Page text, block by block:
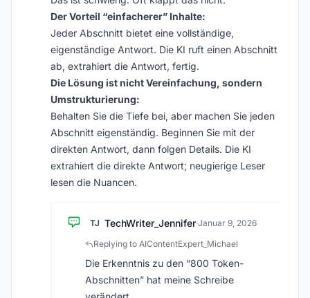
Der Vorteil “einfacherer” Inhalte:
Jeder Abschnitt bietet eine vollständige,
eigenständige Antwort. Die KI ruft einen Abschnitt
ab, extrahiert die Antwort, fertig.
Die Lösung ist nicht Vereinfachung, sondern
Umstrukturierung:
Behalten Sie die Tiefe bei, aber machen Sie jeden
Abschnitt eigenständig. Beginnen Sie mit der
direkten Antwort, dann folgen Details. Die KI
extrahiert die direkte Antwort; neugierige Leser
lesen die Nuancen.
TJ TechWriter_Jennifer·Januar 9, 2026
Replying to AIContentExpert_Michael
Die Erkenntnis zu den “800 Token-
Abschnitten” hat meine Schreibe